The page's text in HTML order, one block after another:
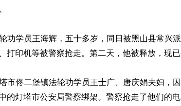
功学员王海辉，五十多岁，同日被黑山县常兴
打印机等被警察抢走。第二天，他被释放，现已
市佟二堡镇法轮功学员王士广、唐庆娟夫妇，
的灯塔市公安局警察绑架。警察抢走了他们的